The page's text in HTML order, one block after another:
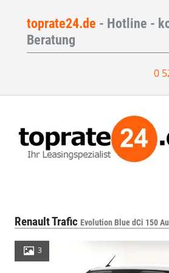
toprate24.de - Hotline -
Beratung
0
Renault Trafic Evolution Blue dCi 150
3